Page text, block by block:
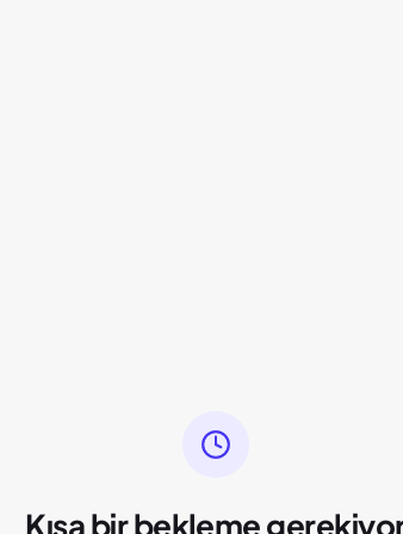
Kısa bir bekleme